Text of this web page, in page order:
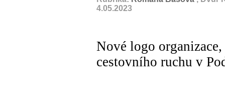
4.05.2023
Nové logo
cestovního ruchu v